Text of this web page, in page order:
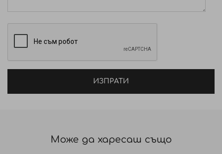
ИЗПРАТИ
Може да харесаш също